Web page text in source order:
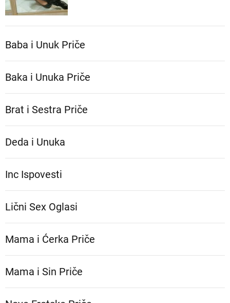
Baba i Unuk Priče
Baka i Unuka Pričе
Brat i Sestra Priče
Deda i Unuka
Inc Ispovesti
Lični Sex Oglasi
Mama i Ćerka Priče
Mama i Sin Priče